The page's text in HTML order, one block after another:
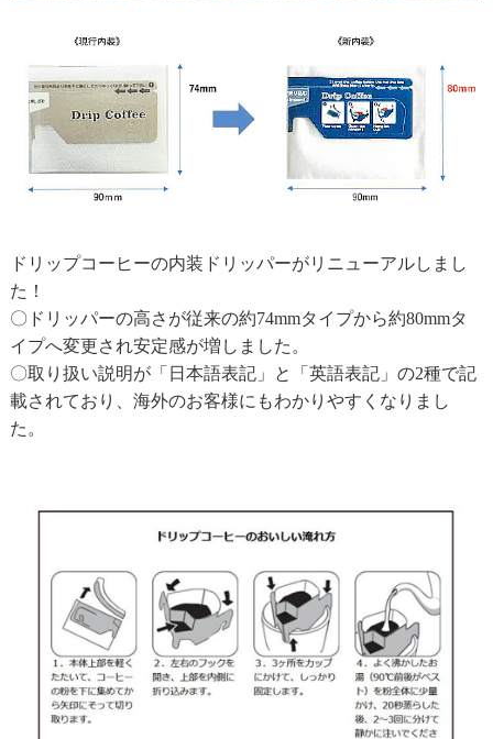
ドリップコーヒーの内装ドリッパーがリニューアルしまし
た！
〇ドリッパーの高さが従来の約74mmタイプから約80mmタ
イプへ変更され安定感が増しました。
〇取り扱い説明が「日本語表記」と「英語表記」の2種で記
載されており、海外のお客様にもわかりやすくなりまし
た。